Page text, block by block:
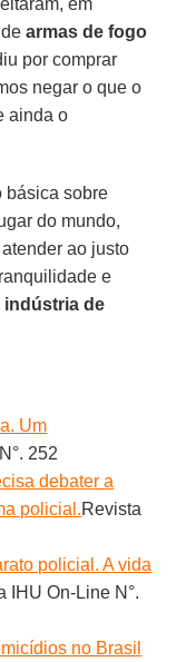
dearmas de fogo
por comprar
negar o que o
ainda o
básica sobre
do mundo,
ao justo
e
indústria de
Um
252
debater a
policial.Revista
policial. A vida
IHU On-Line N°.
no Brasil